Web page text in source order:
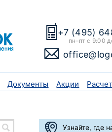
+7 (495)
пн–пт с 9:00
Документы Акции
Узнайте, где